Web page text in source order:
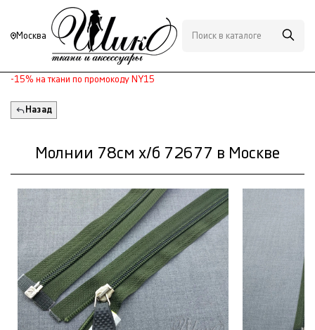
Москва
-15% на ткани по промокоду NY15
Назад
Молнии 78см х/б 72677 в Москве